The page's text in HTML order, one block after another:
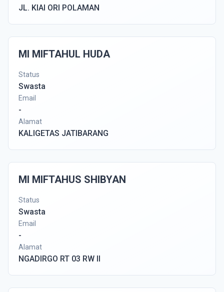
JL. KIAI ORI POLAMAN
MI MIFTAHUL HUDA
Status
Swasta
Email
-
Alamat
KALIGETAS JATIBARANG
MI MIFTAHUS SHIBYAN
Status
Swasta
Email
-
Alamat
NGADIRGO RT 03 RW II